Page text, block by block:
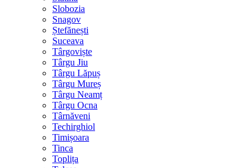
Slobozia
Snagov
Ștefănești
Suceava
Târgoviște
Târgu Jiu
Târgu Lăpuș
Târgu Mureș
Târgu Neamț
Târgu Ocna
Târnăveni
Techirghiol
Timișoara
Tinca
Toplița